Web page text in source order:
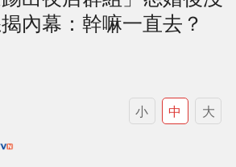
內幕：幹嘛一直去？
小 中 大